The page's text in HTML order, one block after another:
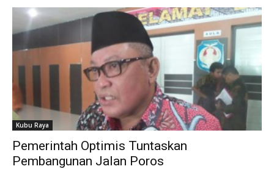
Kubu Raya
Pemerintah Optimis Tuntaskan
Pembangunan Jalan Poros